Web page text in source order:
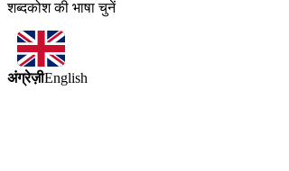
शब्दकोश की भाषा चुनें
अंग्रेज़ीEnglish